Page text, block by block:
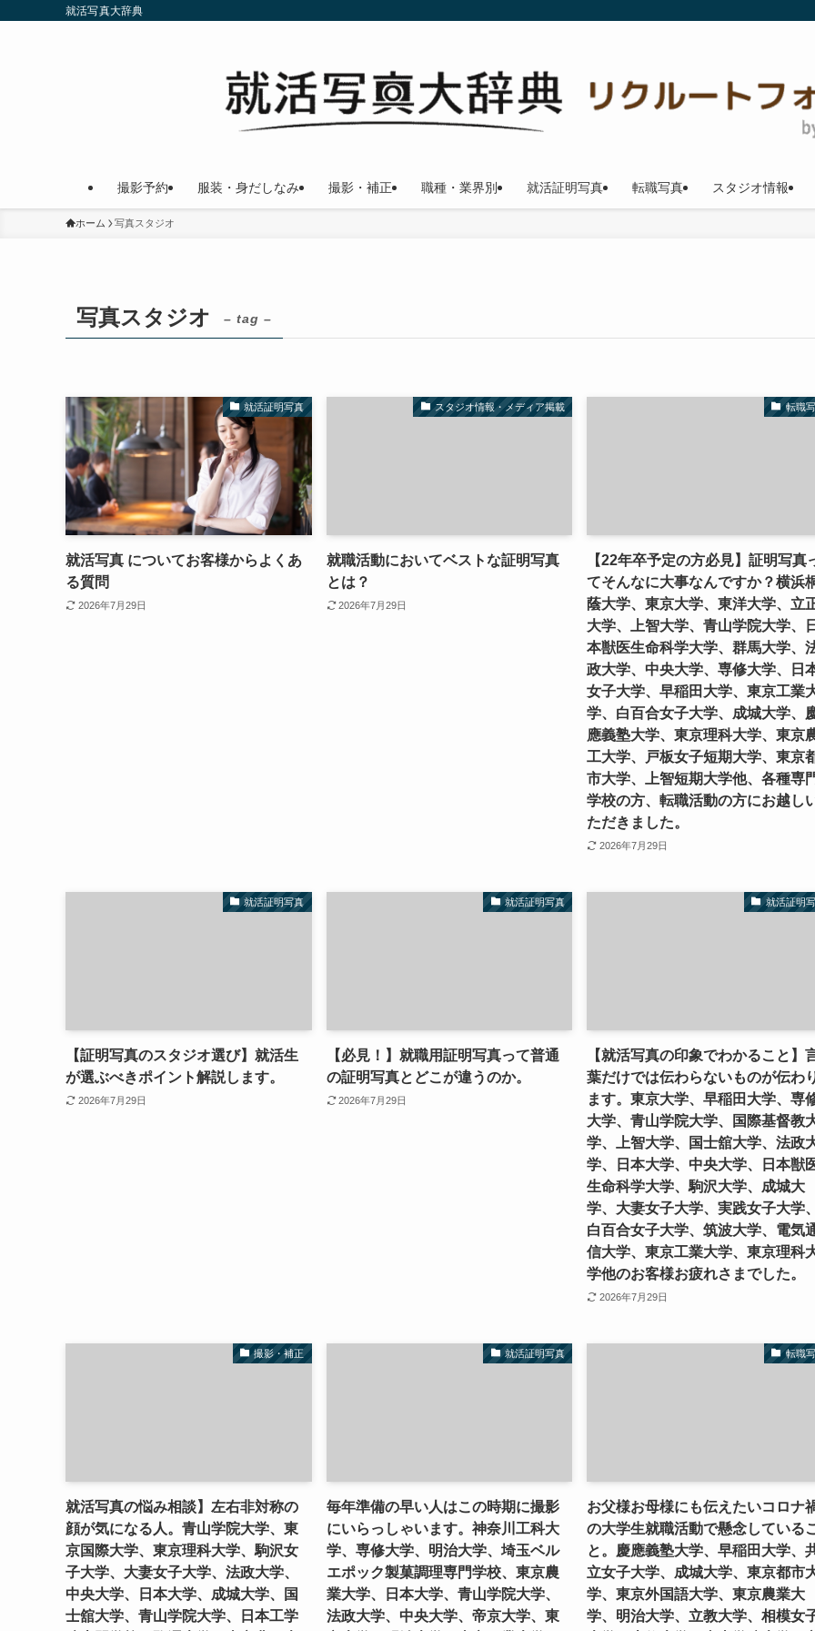
就活写真大辞典
撮影予約 服装・身だしなみ 撮影・補正 職種・業界別 就活証明写真 転職写真 スタジオ情報
ホーム 写真スタジオ
写真スタジオ – tag –
就活証明写真
就活写真 についてお客様からよくあ
る質問
2026年7月29日
スタジオ情報・メディア掲載
就職活動においてベストな証明写真
とは？
2026年7月29日
転職
【22年卒予定の方必見】証明写真
てそんなに大事なんですか？横浜
蔭大学、東京大学、東洋大学、立
大学、上智大学、青山学院大学、日
本獣医生命科学大学、群馬大学、
政大学、中央大学、専修大学、日
女子大学、早稲田大学、東京工業
学、白百合女子大学、成城大学、
應義塾大学、東京理科大学、東京
工大学、戸板女子短期大学、東京
市大学、上智短期大学他、各種専
学校の方、転職活動の方にお越し
ただきました。
2026年7月29日
就活証明写真
【証明写真のスタジオ選び】就活生
が選ぶべきポイント解説します。
2026年7月29日
就活証明写真
【必見！】就職用証明写真って普通
の証明写真とどこが違うのか。
2026年7月29日
就活証明
【就活写真の印象でわかること】
葉だけでは伝わらないものが伝わ
ます。東京大学、早稲田大学、専
大学、青山学院大学、国際基督教
学、上智大学、国士舘大学、法政
学、日本大学、中央大学、日本獣
生命科学大学、駒沢大学、成城大
学、大妻女子大学、実践女子大学、
白百合女子大学、筑波大学、電気
信大学、東京工業大学、東京理科
学他のお客様お疲れさまでした。
2026年7月29日
撮影・補正
就活写真の悩み相談】左右非対称の
顔が気になる人。青山学院大学、東
京国際大学、東京理科大学、駒沢女
子大学、大妻女子大学、法政大学、
中央大学、日本大学、成城大学、国
士舘大学、青山学院大学、日本工学
就活証明写真
毎年準備の早い人はこの時期に撮影
にいらっしゃいます。神奈川工科大
学、専修大学、明治大学、埼玉ベル
エポック製菓調理専門学校、東京農
業大学、日本大学、青山学院大学、
法政大学、中央大学、帝京大学、東
転職
お父様お母様にも伝えたいコロナ
の大学生就職活動で懸念しているこ
と。慶應義塾大学、早稲田大学、
立女子大学、成城大学、東京都市
学、東京外国語大学、東京農業大
学、明治大学、立教大学、相模女